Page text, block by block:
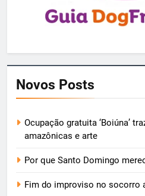
Novos Posts
Ocupação gratuita ‘Boiúna’
amazônicas e arte
Por que Santo Domingo
Fim do improviso no socorro